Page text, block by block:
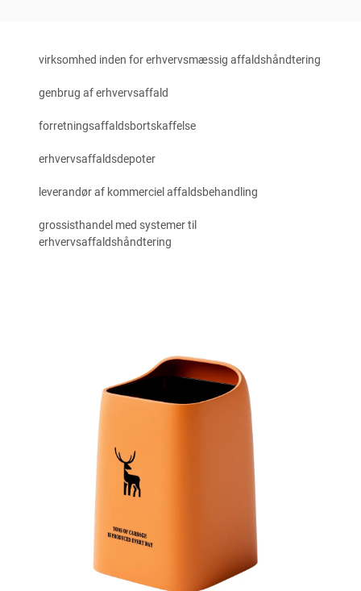
virksomhed inden for erhvervsmæssig affaldshåndtering
genbrug af erhvervsaffald
forretningsaffaldsbortskaffelse
erhvervsaffaldsdepoter
leverandør af kommerciel affaldsbehandling
grossisthandel med systemer til
erhvervsaffaldshåndtering